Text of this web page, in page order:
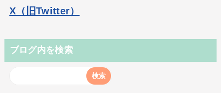
X（旧Twitter）
ブログ内を検索